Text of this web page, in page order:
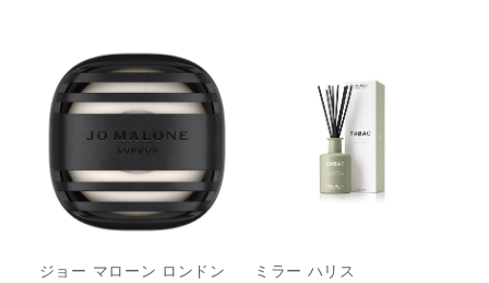
ジョー マローン ロンドン ミラー ハリス